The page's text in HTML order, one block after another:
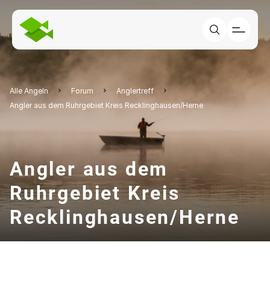
Alle Angeln Forum
Anglertreff
Angler aus dem Ruhrgebiet Kreis Recklinghausen/Herne
Angler aus dem
Ruhrgebiet Kreis
Recklinghausen/Herne